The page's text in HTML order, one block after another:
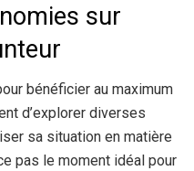
sur
bénéficier au maximum
d’explorer diverses
sa situation en matière
pas le moment idéal pour